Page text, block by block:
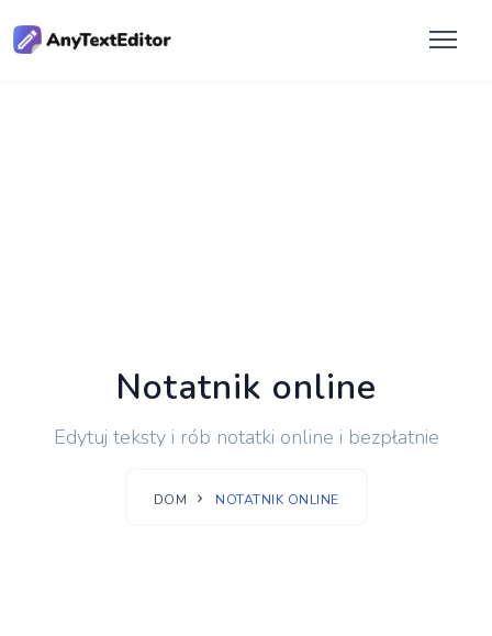
Notatnik online
Edytuj teksty i rób notatki online i bezpłatnie
DOM NOTATNIK ONLINE